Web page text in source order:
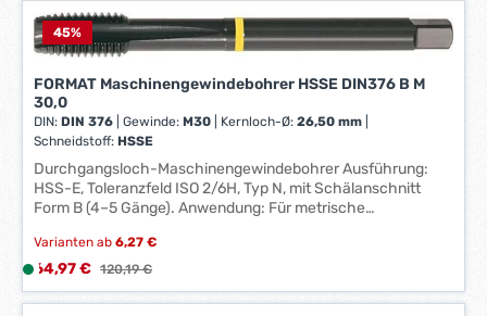
e
r
k
t
a
g
e
*
*
e
f
e
r
z
e
i
t
:
1
-
3
e
45%
FORMAT Maschinengewindebohrer HSSE DIN376 B M
30,0
DIN:DIN 376 Gewinde:M30 Kernloch-Ø:26,50 mm
Schneidstoff:HSSE
Durchgangsloch-Maschinengewindebohrer Ausführung:
HSS-E, Toleranzfeld ISO 2/6H, Typ N, mit Schälanschnitt
Form B (4–5 Gänge). Anwendung: Für metrische
Baustähle, Automatenstähle, Einsatzstähle und
Vergütungsstähle verwendbar. Hersteller: Einkaufsbüro
Wuppertal, DE, +4920260960, webkontakt@ede.de
Varianten ab 6,27 €
Verkaufspreis:
L
i
64,97 € Regulärer Preis:
120,19 €